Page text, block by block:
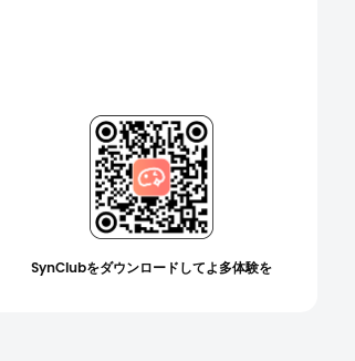
SynClubをダウンロードしてよ多体験を